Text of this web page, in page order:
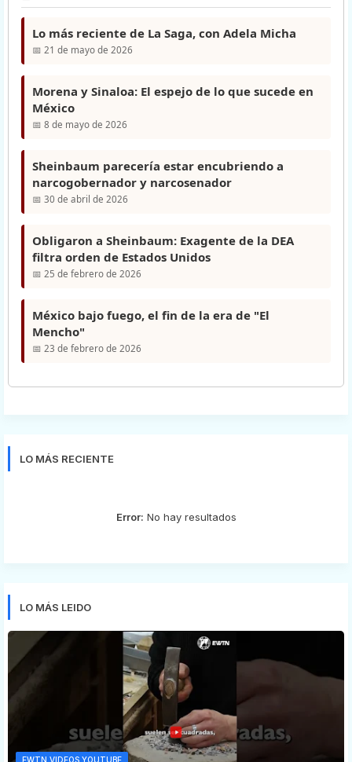
Lo más reciente de La Saga, con Adela Micha
📅 21 de mayo de 2026
Morena y Sinaloa: El espejo de lo que sucede en
México
📅 8 de mayo de 2026
Sheinbaum parecería estar encubriendo a
narcogobernador y narcosenador
📅 30 de abril de 2026
Obligaron a Sheinbaum: Exagente de la DEA
filtra orden de Estados Unidos
📅 25 de febrero de 2026
México bajo fuego, el fin de la era de "El
Mencho"
📅 23 de febrero de 2026
LO MÁS RECIENTE
Error: No hay resultados
LO MÁS LEIDO
EWTN VIDEOS YOUTUBE